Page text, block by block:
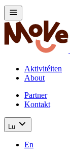
Aktivitéiten
About
Partner
Kontakt
Lu
En